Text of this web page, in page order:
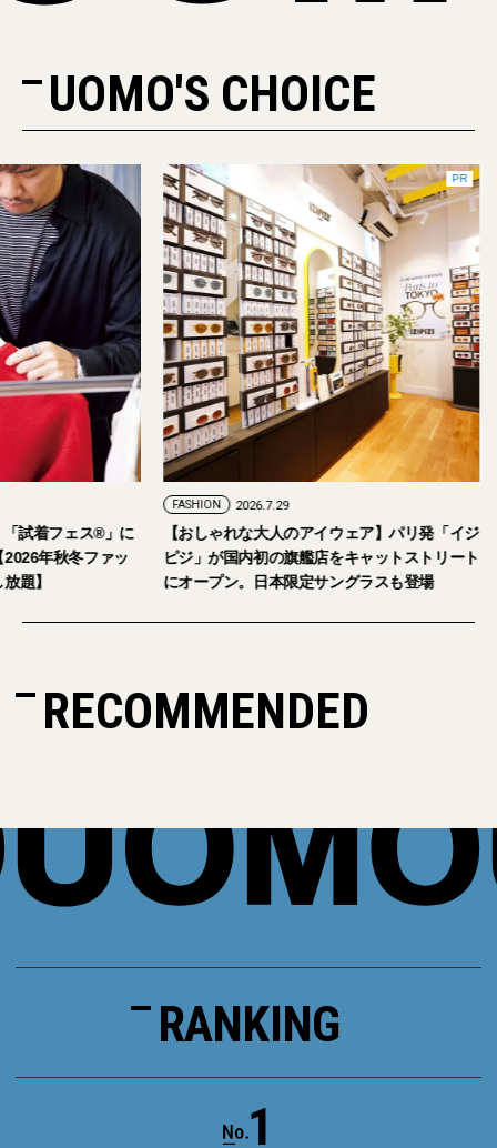
UOMO'S CHOICE
試着フェス®︎」に
年秋冬ファッ
題】
PR
FASHION 2026.7.29
【おしゃれな大人のアイウェア】パリ発「イジ
ピジ」が国内初の旗艦店をキャットストリート
にオープン。日本限定サングラスも登場
RECOMMENDED
RANKING
1